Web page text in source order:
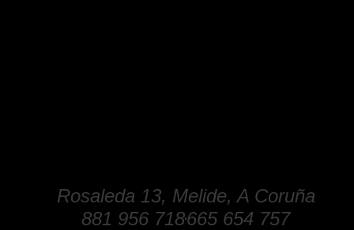
Rosaleda 13, Melide, A Coruña
881 956 718665 654 757